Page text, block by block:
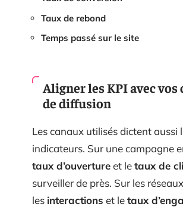
Taux de rebond
Temps passé sur le site
Aligner les KPI avec vos
de diffusion
Les canaux utilisés dictent aussi
indicateurs. Sur une campagne
taux d’ouvertureet letaux de
surveiller de près. Sur les
les interactions et letaux